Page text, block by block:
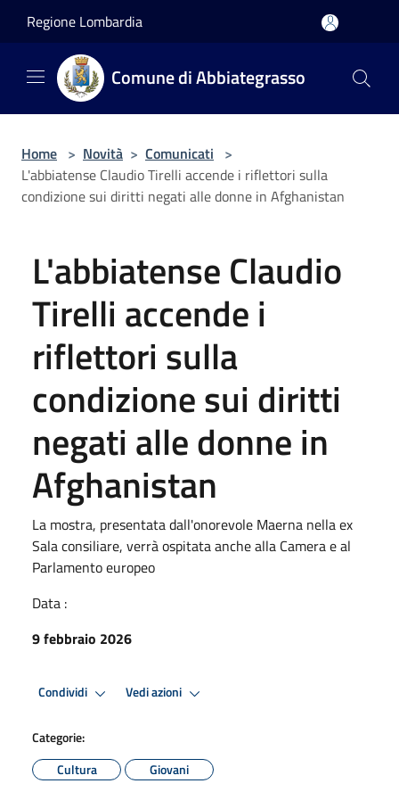
Regione Lombardia
Comune di Abbiategrasso
Home > Novità > Comunicati >
L'abbiatense Claudio Tirelli accende i riflettori sulla
condizione sui diritti negati alle donne in Afghanistan
L'abbiatense Claudio
Tirelli accende i
riflettori sulla
condizione sui diritti
negati alle donne in
Afghanistan
La mostra, presentata dall'onorevole Maerna nella ex
Sala consiliare, verrà ospitata anche alla Camera e al
Parlamento europeo
Data :
9 febbraio 2026
Condividi Vedi azioni
Categorie:
Cultura
Giovani